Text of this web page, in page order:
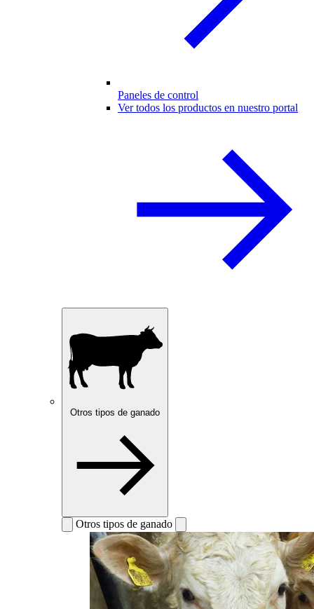
Paneles de control
Ver todos los productos en nuestro portal
Otros tipos de ganado
Otros tipos de ganado